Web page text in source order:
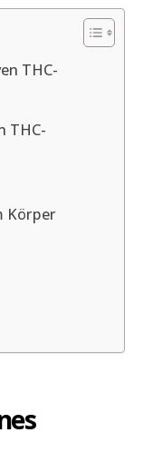
THC-
THC-
Körper